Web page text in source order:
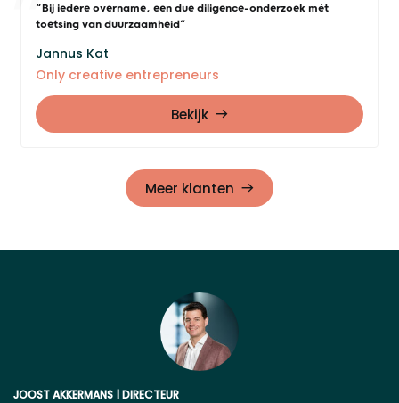
“Bij iedere overname, een due diligence-onderzoek mét
toetsing van duurzaamheid”
Jannus Kat
Only creative entrepreneurs
Bekijk
Meer klanten
JOOST AKKERMANS | DIRECTEUR